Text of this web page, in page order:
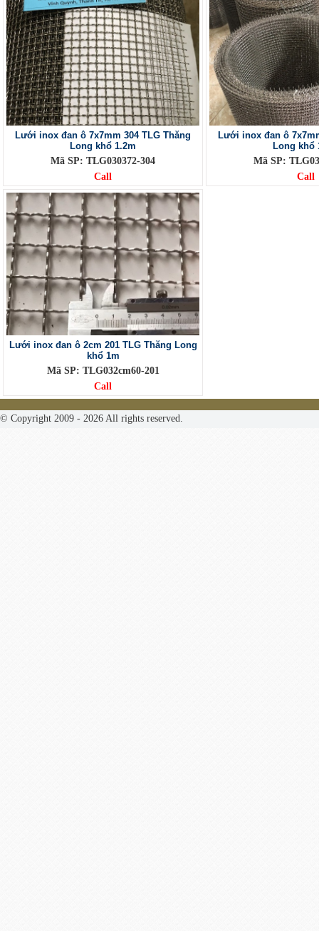
Lưới inox đan ô 7x7mm 304 TLG Thăng
Long khổ 1.2m
Mã SP: TLG030372-304
Call
Lưới inox đan ô
Long khổ
Mã SP:
Call
Lưới inox đan ô 2cm 201 TLG Thăng Long
khổ 1m
Mã SP: TLG032cm60-201
Call
© Copyright 2009 - 2026 All rights reserved.